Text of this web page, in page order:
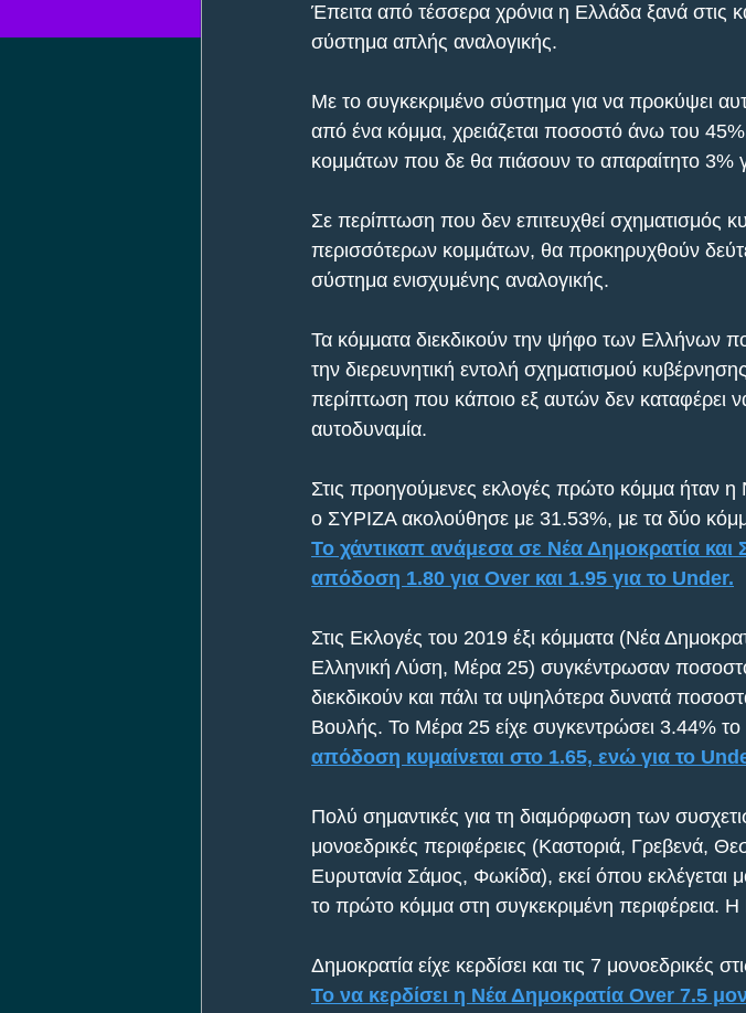
Έπειτα από τέσσερα χρόνια η Ελλάδα ξανά στις
σύστημα απλής αναλογικής.
Με το συγκεκριμένο σύστημα για να προκύψει
από ένα κόμμα, χρειάζεται ποσοστό άνω του
κομμάτων που δε θα πιάσουν το απαραίτητο 3%
Σε περίπτωση που δεν επιτευχθεί σχηματισμός
περισσότερων κομμάτων, θα προκηρυχθούν
σύστημα ενισχυμένης αναλογικής.
Τα κόμματα διεκδικούν την ψήφο των Ελλήνων
την διερευνητική εντολή σχηματισμού
περίπτωση που κάποιο εξ αυτών δεν καταφέρει
αυτοδυναμία.
Στις προηγούμενες εκλογές πρώτο κόμμα ήταν
ο ΣΥΡΙΖΑ ακολούθησε με 31.53%, με τα δύο
To χάντικαπ ανάμεσα σε Νέα Δημοκρατία και
απόδοση 1.80 για Over και 1.95 για το Under.
Στις Εκλογές του 2019 έξι κόμματα (Νέα
Ελληνική Λύση, Μέρα 25) συγκέντρωσαν
διεκδικούν και πάλι τα υψηλότερα δυνατά
Βουλής. Το Μέρα 25 είχε συγκεντρώσει 3.44%
απόδοση κυμαίνεται στο 1.65, ενώ για το
Πολύ σημαντικές για τη διαμόρφωση των
μονοεδρικές περιφέρειες (Καστοριά, Γρεβενά,
Ευρυτανία Σάμος, Φωκίδα), εκεί όπου εκλέγεται
το πρώτο κόμμα στη συγκεκριμένη περιφέρεια.
Δημοκρατία είχε κερδίσει και τις 7 μονοεδρικές
Το να κερδίσει η Νέα Δημοκρατία Over 7.5